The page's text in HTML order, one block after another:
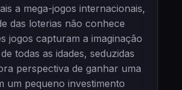
a mega-jogos internacionais,
das loterias não conhece
jogos capturam a imaginação
todas as idades, seduzidas
perspectiva de ganhar uma
um pequeno investimento